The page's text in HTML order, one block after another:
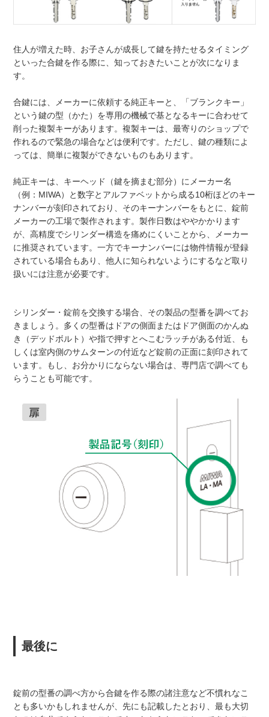
住人が増えた時、お子さんが成長して鍵を持たせるタイミング
といった合鍵を作る際に、知っておきたいことが次になりま
す。
合鍵には、メーカーに依頼する純正キーと、「ブランクキー」
という鍵の型（かた）を専用の機械で基となるキーに合わせて
削った複製キーがあります。複製キーは、最寄りのショップで
作れるので緊急の場合などは便利です。ただし、鍵の種類によ
っては、簡単に複製ができないものもあります。
純正キーは、キーヘッド（鍵を摘まむ部分）にメーカー名
（例：MIWA）と数字とアルファベットから成る10桁ほどのキー
ナンバーが刻印されており、そのキーナンバーをもとに、錠前
メーカーの工場で製作されます。製作日数はややかかります
が、高精度でシリンダー構造を痛めにくいことから、メーカー
に推奨されています。一方でキーナンバーには物件情報が登録
されている場合もあり、他人に知られないようにするなど取り
扱いには注意が必要です。
シリンダー・錠前を交換する場合、その製品の型番を調べてお
きましょう。多くの型番はドアの側面またはドア側面のかんぬ
き（デッドボルト）や指で押すとへこむラッチがある付近、も
しくは室内側のサムターンの付近など錠前の正面に刻印されて
います。もし、お分かりにならない場合は、専門店で調べても
らうことも可能です。
最後に
錠前の型番の調べ方から合鍵を作る際の諸注意など不慣れなこ
とも多いかもしれませんが、先にも記載したとおり、最も大切